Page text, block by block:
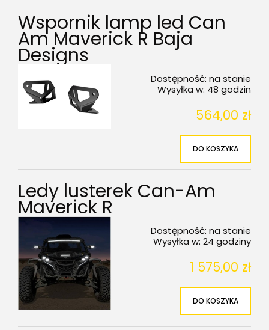
Wspornik lamp led Can
Am Maverick R Baja
Designs
Dostępność: na stanie
Wysyłka w: 48 godzin
564,00 zł
DO KOSZYKA
Ledy lusterek Can-Am
Maverick R
Dostępność: na stanie
Wysyłka w: 24 godziny
1 575,00 zł
DO KOSZYKA